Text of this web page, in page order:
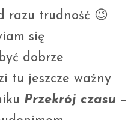
razu trudność 😉
się
dobrze
tu jeszcze ważny
Przekrój czasu –